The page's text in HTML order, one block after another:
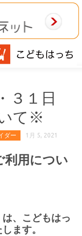
３１日
て※
ダー 1月 5, 2021
利用につい
、こどもはっ
ます。